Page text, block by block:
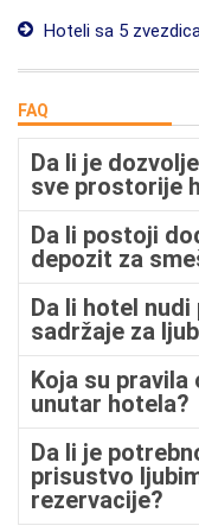
Hoteli sa 5
FAQ
Da li je
sve prostorije
Da li postoji
depozit za
Da li hotel
sadržaje za
Koja su pravila
unutar hotela?
Da li je
prisustvo
rezervacije?